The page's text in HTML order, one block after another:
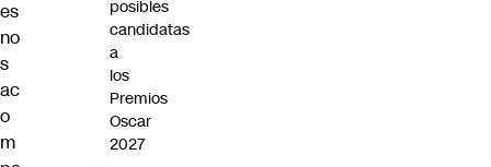
es
no
s
ac
o
m
posibles
candidatas
a
los
Premios
Oscar
2027